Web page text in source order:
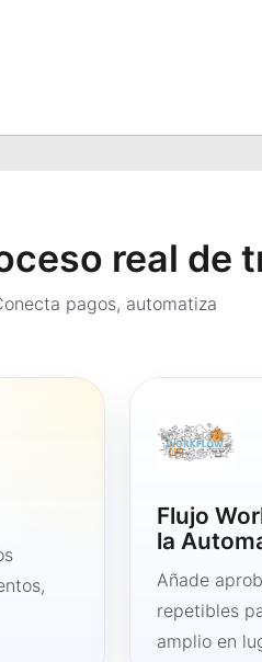
real de
pagos, automatiza
Flujo
la
Añade
repetibles
amplio en